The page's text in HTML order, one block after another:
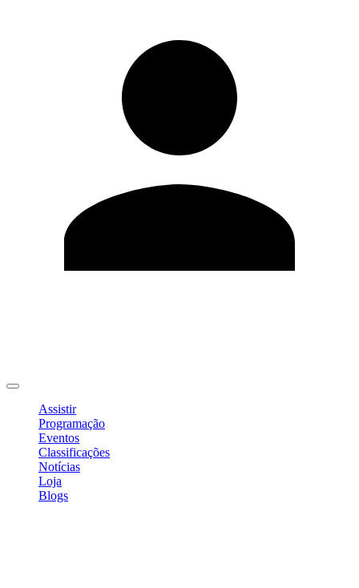
Assistir
Programação
Eventos
Classificações
Notícias
Loja
Blogs